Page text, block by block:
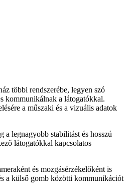
többi rendszerébe, legyen szó
kommunikálnak a látogatókkal.
a műszaki és a vizuális adatok
a legnagyobb stabilitást és hosszú
látogatókkal kapcsolatos
és mozgásérzékelőként is
a külső gomb közötti kommunikációt